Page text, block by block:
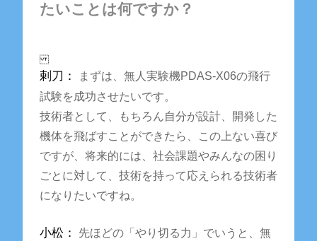
たいことは何ですか？
剌刀：
まずは、無人実験機PDAS-X06の飛行
試験を成功させたいです。
技術者として、もちろん自分が設計、開発した
機体を飛ばすことができたら、この上ない喜び
ですが、将来的には、社会課題やみんなの困り
ごとに対して、技術を持って応えられる技術者
になりたいですね。
小松：
先ほどの「やり切る力」でいうと、無